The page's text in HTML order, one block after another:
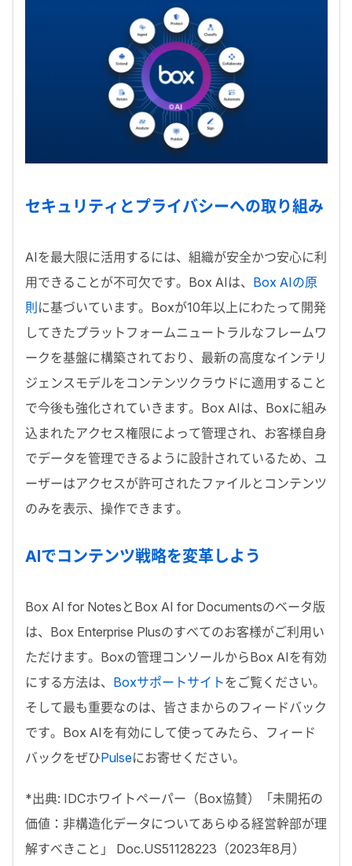
セキュリティとプライバシーへの取り組み
AIを最大限に活用するには、組織が安全かつ安心に利
用できることが不可欠です。Box AIは、 Box AIの原
則 に基づいています。Boxが10年以上にわたって開発
してきたプラットフォームニュートラルなフレームワ
ークを基盤に構築されており、最新の高度なインテリ
ジェンスモデルをコンテンツクラウドに適用すること
で今後も強化されていきます。Box AIは、Boxに組み
込まれたアクセス権限によって管理され、お客様自身
でデータを管理できるように設計されているため、ユ
ーザーはアクセスが許可されたファイルとコンテンツ
のみを表示、操作できます。
AIでコンテンツ戦略を変革しよう
Box AI for NotesとBox AI for Documentsのベータ版
は、Box Enterprise Plusのすべてのお客様がご利用い
ただけます。Boxの管理コンソールからBox AIを有効
にする方法は、 Boxサポートサイトをご覧ください。
そして最も重要なのは、皆さまからのフィードバック
です。Box AIを有効にして使ってみたら、フィード
バックをぜひPulseにお寄せください。
*出典: IDCホワイトペーパー（Box協賛）「未開拓の
価値：非構造化データについてあらゆる経営幹部が理
解すべきこと」 Doc.US51128223（2023年8月）